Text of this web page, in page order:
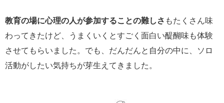
教育の場に心理の人が参加することの難しさ もたくさん味
わってきたけど、うまくいくとすごく面白い醍醐味も体験
させてもらいました。でも、だんだんと自分の中に、ソロ
活動がしたい気持ちが芽生えてきました。